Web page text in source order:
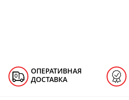
ОПЕРАТИВНАЯ
ДОСТАВКА